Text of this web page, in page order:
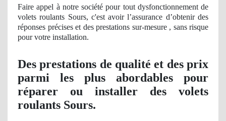
Faire appel à notre société pour tout dysfonctionnement de
volets roulants Sours, c'est avoir l’assurance d’obtenir des
réponses précises et des prestations sur-mesure , sans risque
pour votre installation.
Des prestations de qualité et des prix
parmi les plus abordables pour
réparer ou installer des volets
roulants Sours.